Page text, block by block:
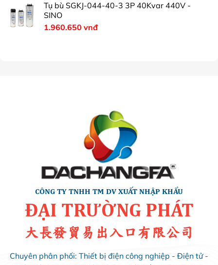
Tụ bù SGKJ-044-40-3 3P 40Kvar 440V -
SINO
1.960.650 vnđ
CÔNG TY TNHH TM DV XUẤT NHẬP KHẨU
ĐẠI TRƯỜNG PHÁT
大長發貿易出入口有限公司
Chuyên phân phối: Thiết bị điện công nghiệp - Điện tử -